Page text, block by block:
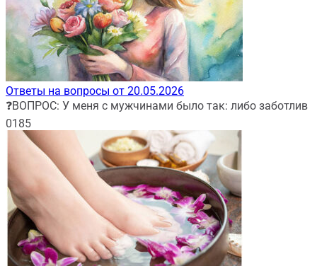
Ответы на вопросы от 20.05.2026
❓ВОПРОС: У меня с мужчинами было так: либо заботлив
0185